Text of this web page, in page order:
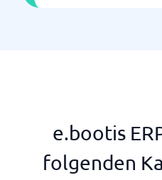
e.bootis
folgenden